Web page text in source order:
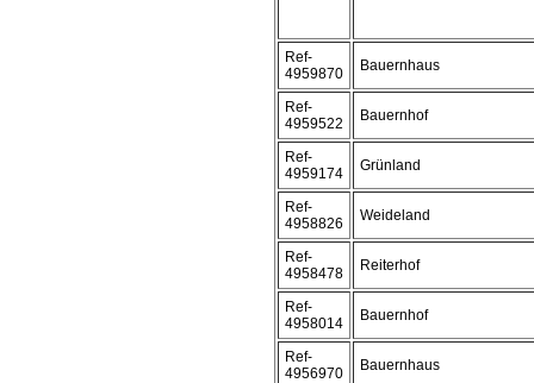
Ref-
4959870
Bauernhaus
Ref-
4959522
Bauernhof
Ref-
4959174
Grünland
Ref-
4958826
Weideland
Ref-
4958478
Reiterhof
Ref-
4958014
Bauernhof
Ref-
4956970
Bauernhaus